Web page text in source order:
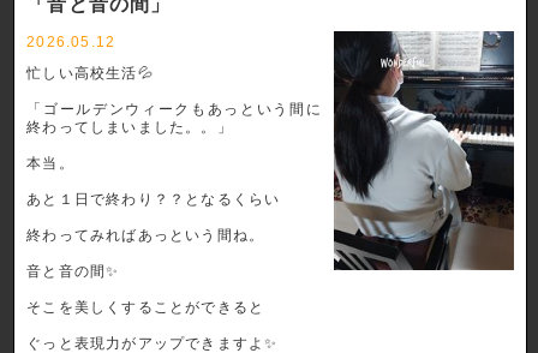
2026.05.12
忙しい高校生活💦
「ゴールデンウィークもあっという間に
終わってしまいました。。」
本当。
あと１日で終わり？？となるくらい
終わってみればあっという間ね。
音と音の間✨
そこを美しくすることができると
ぐっと表現力がアップできますよ✨